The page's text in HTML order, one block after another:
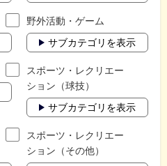
野外活動・ゲーム
サブカテゴリを表示
スポーツ・レクリエー
ション（球技）
サブカテゴリを表示
スポーツ・レクリエー
ション（その他）